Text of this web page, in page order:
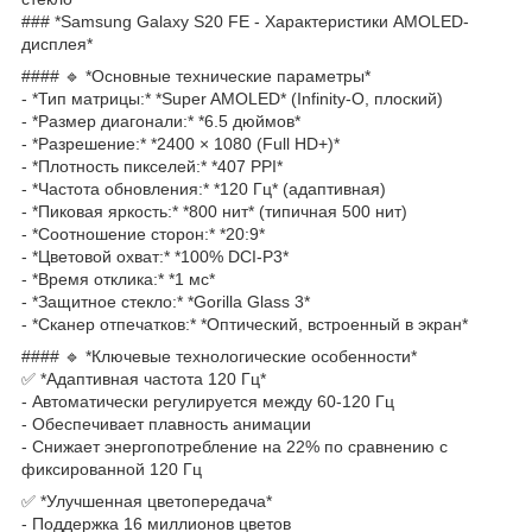
### *Samsung Galaxy S20 FE - Характеристики AMOLED-
дисплея*
#### 🔹 *Основные технические параметры*
- *Тип матрицы:* *Super AMOLED* (Infinity-O, плоский)
- *Размер диагонали:* *6.5 дюймов*
- *Разрешение:* *2400 × 1080 (Full HD+)*
- *Плотность пикселей:* *407 PPI*
- *Частота обновления:* *120 Гц* (адаптивная)
- *Пиковая яркость:* *800 нит* (типичная 500 нит)
- *Соотношение сторон:* *20:9*
- *Цветовой охват:* *100% DCI-P3*
- *Время отклика:* *1 мс*
- *Защитное стекло:* *Gorilla Glass 3*
- *Сканер отпечатков:* *Оптический, встроенный в экран*
#### 🔹 *Ключевые технологические особенности*
✅ *Адаптивная частота 120 Гц*
- Автоматически регулируется между 60-120 Гц
- Обеспечивает плавность анимации
- Снижает энергопотребление на 22% по сравнению с
фиксированной 120 Гц
✅ *Улучшенная цветопередача*
- Поддержка 16 миллионов цветов